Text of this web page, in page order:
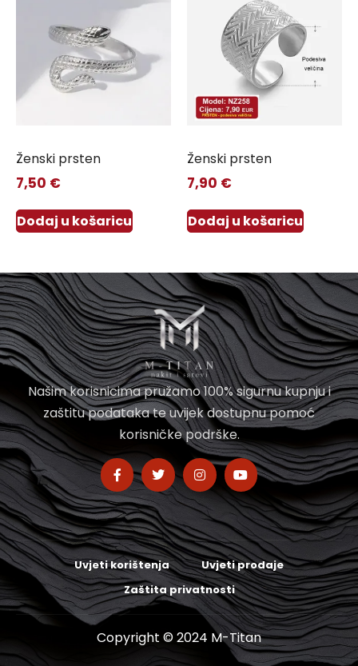
Ženski prsten
7,50 €
Dodaj u košaricu
Ženski prsten
7,90 €
Dodaj u košaricu
Našim korisnicima pružamo 100% sigurnu kupnju i
zaštitu podataka te uvijek dostupnu pomoć
korisničke podrške.
Uvjeti korištenja
Uvjeti prodaje
Zaštita privatnosti
Copyright © 2024 M-Titan